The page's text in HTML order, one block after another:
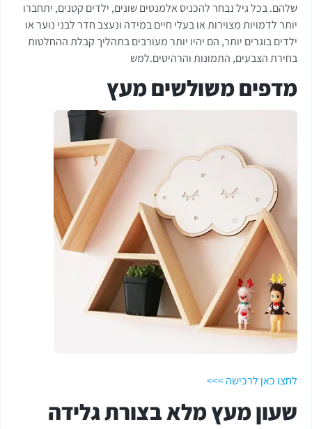
שלהם. בכל גיל נבחר להכניס אלמנטים שונים, ילדים קטנים, יתחברו
יותר לדמויות מצוירות או בעלי חיים במידה ונעצב חדר לבני נוער או
ילדים בוגרים יותר, הם יהיו יותר מעורבים בתהליך קבלת ההחלטות
בחירת הצבעים, התמונות והרהיטים.למש
מדפים משולשים מעץ
לחצו כאן לרכישה >>>
שעון מעץ מלא בצורת גלידה